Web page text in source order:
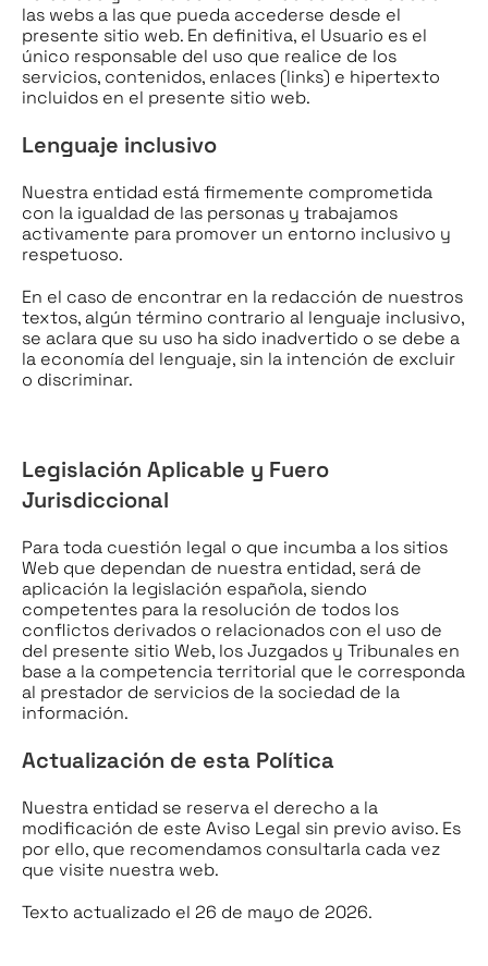
las webs a las que pueda accederse desde el
presente sitio web. En definitiva, el Usuario es el
único responsable del uso que realice de los
servicios, contenidos, enlaces (links) e hipertexto
incluidos en el presente sitio web.
Lenguaje inclusivo
Nuestra entidad está firmemente comprometida
con la igualdad de las personas y trabajamos
activamente para promover un entorno inclusivo y
respetuoso.
En el caso de encontrar en la redacción de nuestros
textos, algún término contrario al lenguaje inclusivo,
se aclara que su uso ha sido inadvertido o se debe a
la economía del lenguaje, sin la intención de excluir
o discriminar.
Legislación Aplicable y Fuero
Jurisdiccional
Para toda cuestión legal o que incumba a los sitios
Web que dependan de nuestra entidad, será de
aplicación la legislación española, siendo
competentes para la resolución de todos los
conflictos derivados o relacionados con el uso de
del presente sitio Web, los Juzgados y Tribunales en
base a la competencia territorial que le corresponda
al prestador de servicios de la sociedad de la
información.
Actualización de esta Política
Nuestra entidad se reserva el derecho a la
modificación de este Aviso Legal sin previo aviso. Es
por ello, que recomendamos consultarla cada vez
que visite nuestra web.
Texto actualizado el 26 de mayo de 2026.